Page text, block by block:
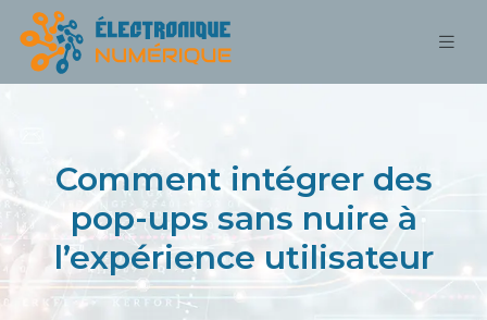
Comment intégrer des
pop-ups sans nuire à
l’expérience utilisateur